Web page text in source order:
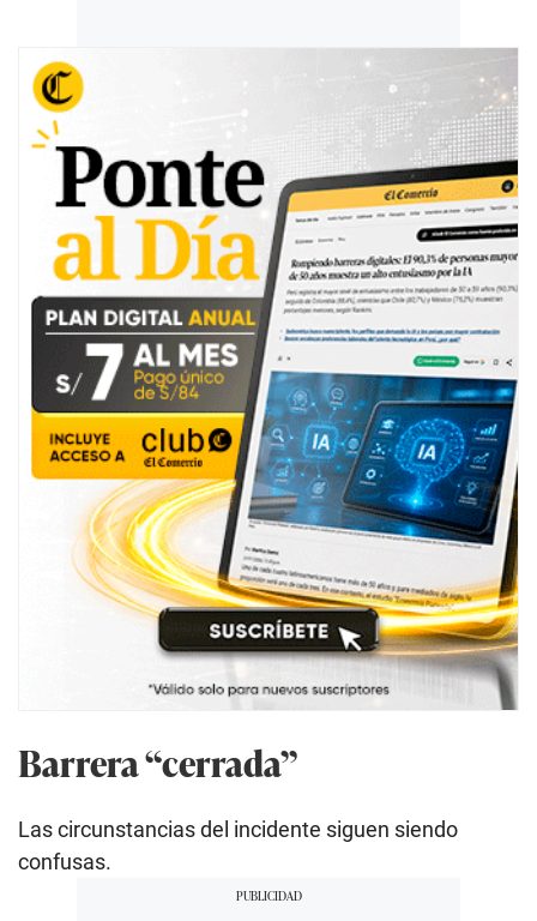
Barrera “cerrada”
Las circunstancias del incidente siguen siendo
confusas.